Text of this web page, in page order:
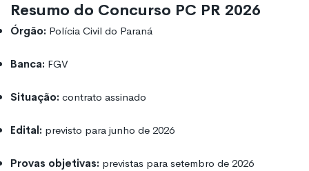
Resumo do Concurso PC PR 2026
Órgão: Polícia Civil do Paraná
Banca: FGV
Situação: contrato assinado
Edital: previsto para junho de 2026
Provas objetivas: previstas para setembro de 2026